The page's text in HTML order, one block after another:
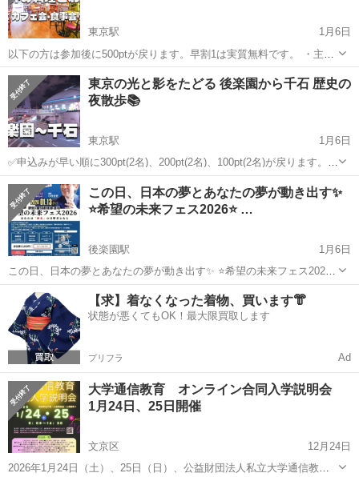
東京駅
1月6日
以下の方は参加後に500ptが戻ります。早割1は実質無料です。 ・主催
者除く先着8名の方 👉キャンセルしても繰り上がるので、いけそうな
ら行くという感じで申し込んでOKです。 ・当日、他イベントに参加
する方 👉サー...
東京 文京区 東京駅 その他 ボドゲ
東京の光と影をたどる 後楽園から千石 歴史の
夜散歩📚
東京駅
1月6日
✅申込みが早い順に300pt(2名)、200pt(2名)、100pt(2名)が戻ります。キ
ャンセルをしても次の方に繰り上がりますので、とりあえず申し込み
でもOKです👍 ブラタモリのように東京のいろいろな地域を散歩しな
が...
東京 文京区 東京駅 その他 物語
この日、日本の夢とあなたの夢が動き出す✨
⭐️希望の未来フェス2026⭐️ …
後楽園駅
1月6日
この日、日本の夢とあなたの夢が動き出す✨ ⭐️希望の未来フェス2026⭐️
あなたは「歴史」の目撃者となる ～大人世代から子供世代まで必見！
います。 次世...
東京 後楽園駅 その他 フェス
【求】着なくなった着物、買います👘
状態が悪くてもOK！最大限買取します
プリフラ Ad
大学通信教育 オンライン合同入学説明会
1月24日、25日開催
文京区
12月24日
2026年1月24日（土）、25日（日）、公益財団法人私立大学通信教育